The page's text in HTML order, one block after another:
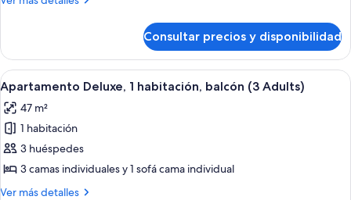
balcón
Deluxe,
habitación,
balcón
Consultar precios y disponibilidad
Abrir
todas
las
fotos
de
Apartamento
Deluxe,
Un dormitorio moderno con una
6
Apartamento Deluxe, 1 habitación, balcón (3 Adults)
47 m²
1 habitación
3 huéspedes
3 camas individuales y 1 sofá cama individual
Ver más detalles
Más